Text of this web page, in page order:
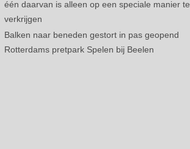
één daarvan is alleen op een speciale manier te
verkrijgen
Balken naar beneden gestort in pas geopend
Rotterdams pretpark Spelen bij Beelen